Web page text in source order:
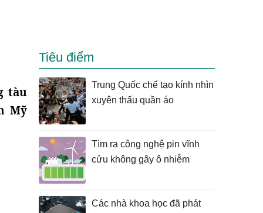
tàu
Mỹ
Tiêu điểm
Trung Quốc chế tạo kính nhìn
xuyên thấu quần áo
Tìm ra công nghệ pin vĩnh
cửu không gây ô nhiễm
Các nhà khoa học đã phát